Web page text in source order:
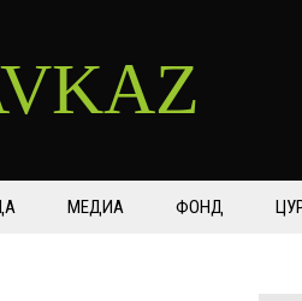
МЕДИА ФОНД